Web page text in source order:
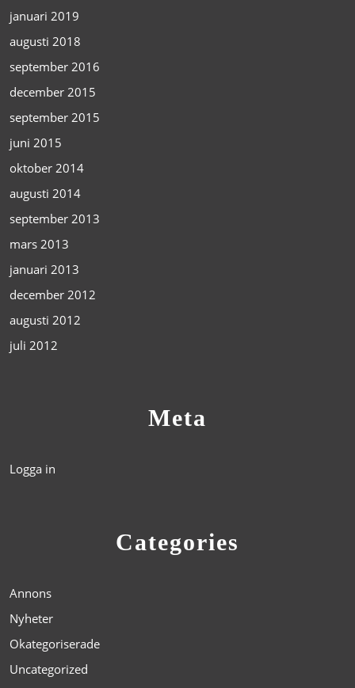
januari 2019
augusti 2018
september 2016
december 2015
september 2015
juni 2015
oktober 2014
augusti 2014
september 2013
mars 2013
januari 2013
december 2012
augusti 2012
juli 2012
Meta
Logga in
Categories
Annons
Nyheter
Okategoriserade
Uncategorized